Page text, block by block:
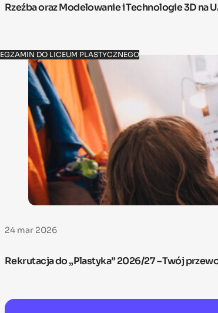
Rzeźba oraz Modelowanie i Technologie 3D na
EGZAMIN DO LICEUM PLASTYCZNEGO
24 mar 2026
Rekrutacja do „Plastyka” 2026/27 – Twój